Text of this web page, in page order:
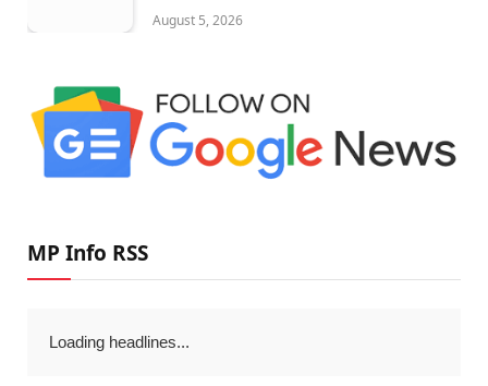
August 5, 2026
MP Info RSS
Loading headlines...